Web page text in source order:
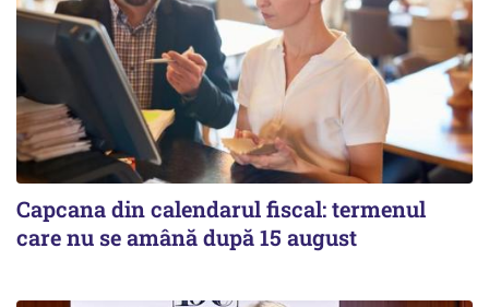
Capcana din calendarul fiscal: termenul
care nu se amână după 15 august